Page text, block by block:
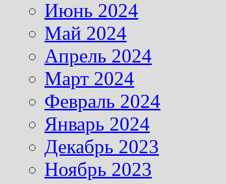
Июнь 2024
Май 2024
Апрель 2024
Март 2024
Февраль 2024
Январь 2024
Декабрь 2023
Ноябрь 2023